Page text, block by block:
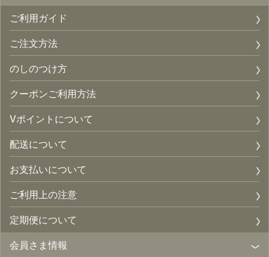
ご利用ガイド
ご注文方法
のしのつけ方
クーポンご利用方法
Vポイントについて
配送について
お支払いについて
ご利用上の注意
定期便について
会員さま情報